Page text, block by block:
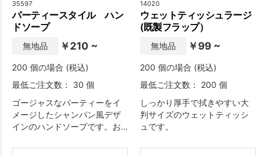
35597
パーティースタイル ハン
ドソープ
無地品 ￥210 ~
200 個の場合 (税込)
最低ご注文数： 30 個
ゴージャスなパーティーをイ
メージしたシャンパン風デザ
インのハンドソープです。お
販促品です。
14020
ウェットティッシュラージ
(既製フラップ）
無地品 ￥99 ~
200 個の場合 (税込)
最低ご注文数： 200 個
しっかり厚手で拭きやすい大
判サイズのウェットティッシ
ュです。